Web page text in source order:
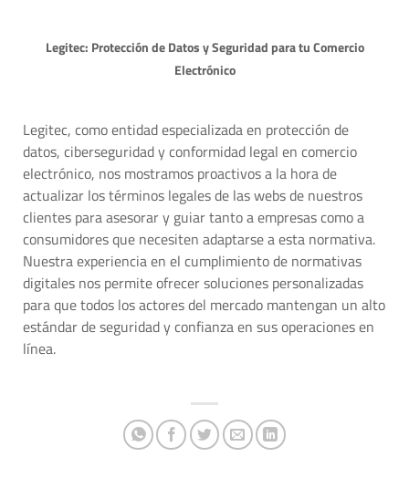
Legitec: Protección de Datos y Seguridad para tu Comercio
Electrónico
Legitec, como entidad especializada en protección de
datos, ciberseguridad y conformidad legal en comercio
electrónico, nos mostramos proactivos a la hora de
actualizar los términos legales de las webs de nuestros
clientes para asesorar y guiar tanto a empresas como a
consumidores que necesiten adaptarse a esta normativa.
Nuestra experiencia en el cumplimiento de normativas
digitales nos permite ofrecer soluciones personalizadas
para que todos los actores del mercado mantengan un alto
estándar de seguridad y confianza en sus operaciones en
línea.